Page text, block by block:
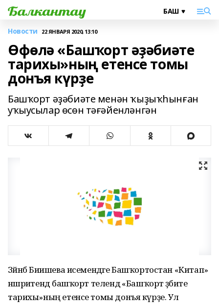
Новости 22 ЯНВАРЯ 2020, 13:10
Өфөлә «Башҡорт әҙәбиәте
тарихы»ның етенсе томы
донъя күрҙе
Башҡорт әҙәбиәте менән ҡыҙыҡһынған
уҡыусылар өсөн тәғәйенләнгән
Зәйнәб Биишева исемендәге Башҡортостан «Китап»
нәшриәтендә башҡорт телендә «Башҡорт әҙәбиәте
тарихы»ның етенсе томы донъя күрҙе. Ул